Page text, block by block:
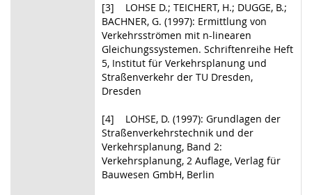
[3] LOHSE D.; TEICHERT, H.; DUGGE, B.;
BACHNER, G. (1997): Ermittlung von
Verkehrsströmen mit n-linearen
Gleichungssystemen. Schriftenreihe Heft
5, Institut für Verkehrsplanung und
Straßenverkehr der TU Dresden,
Dresden
[4] LOHSE, D. (1997): Grundlagen der
Straßenverkehrstechnik und der
Verkehrsplanung, Band 2:
Verkehrsplanung, 2 Auflage, Verlag für
Bauwesen GmbH, Berlin